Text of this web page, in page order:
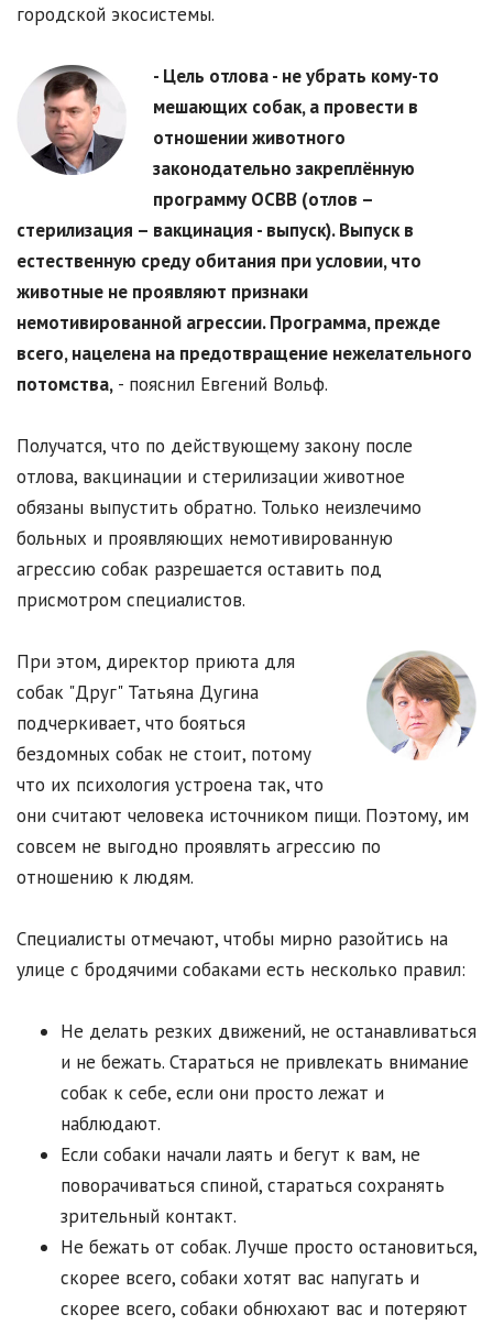
городской экосистемы.
- Цель отлова - не убрать кому-то
мешающих собак, а провести в
отношении животного
законодательно закреплённую
программу ОСВВ (отлов –
стерилизация – вакцинация - выпуск). Выпуск в
естественную среду обитания при условии, что
животные не проявляют признаки
немотивированной агрессии. Программа, прежде
всего, нацелена на предотвращение нежелательного
потомства, - пояснил Евгений Вольф.
Получатся, что по действующему закону после
отлова, вакцинации и стерилизации животное
обязаны выпустить обратно. Только неизлечимо
больных и проявляющих немотивированную
агрессию собак разрешается оставить под
присмотром специалистов.
При этом, директор приюта для
собак "Друг" Татьяна Дугина
подчеркивает, что бояться
бездомных собак не стоит, потому
что их психология устроена так, что
они считают человека источником пищи. Поэтому, им
совсем не выгодно проявлять агрессию по
отношению к людям.
Специалисты отмечают, чтобы мирно разойтись на
улице с бродячими собаками есть несколько правил:
Не делать резких движений, не останавливаться
и не бежать. Стараться не привлекать внимание
собак к себе, если они просто лежат и
наблюдают.
Если собаки начали лаять и бегут к вам, не
поворачиваться спиной, стараться сохранять
зрительный контакт.
Не бежать от собак. Лучше просто остановиться,
скорее всего, собаки хотят вас напугать и
скорее всего, собаки обнюхают вас и потеряют